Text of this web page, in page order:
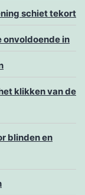
schiet tekort
in
klikken van de
blinden en